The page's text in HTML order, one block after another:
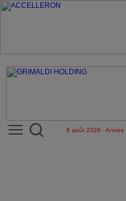
8 août 2026 - Année